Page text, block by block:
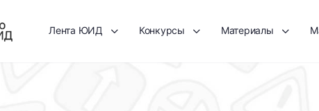
Лента ЮИД Конкурсы Материалы